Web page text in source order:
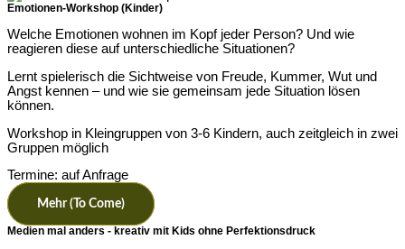
Emotionen-Workshop (Kinder)
Welche Emotionen wohnen im Kopf jeder Person? Und wie
reagieren diese auf unterschiedliche Situationen?
Lernt spielerisch die Sichtweise von Freude, Kummer, Wut und
Angst kennen – und wie sie gemeinsam jede Situation lösen
können.
Workshop in Kleingruppen von 3-6 Kindern, auch zeitgleich in zwei
Gruppen möglich
Termine: auf Anfrage
Mehr (to Come)
Medien mal anders - kreativ mit Kids ohne Perfektionsdruck